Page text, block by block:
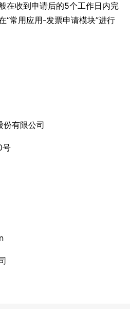
在收到申请后的5个工作日内完
“常用应用-发票申请模块”进行
份有限公司
号